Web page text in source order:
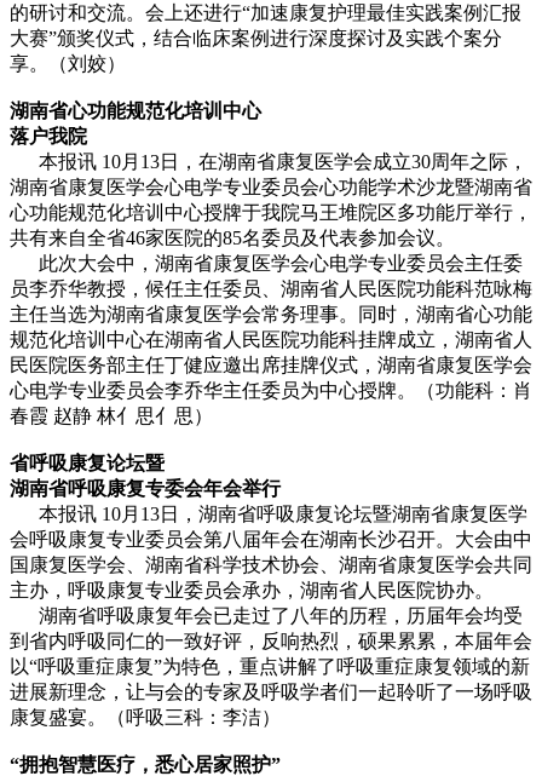
的研讨和交流。会上还进行“加速康复护理最佳实践案例汇报
大赛”颁奖仪式，结合临床案例进行深度探讨及实践个案分
享。（刘姣）
湖南省心功能规范化培训中心
落户我院
本报讯 10月13日，在湖南省康复医学会成立30周年之际，
湖南省康复医学会心电学专业委员会心功能学术沙龙暨湖南省
心功能规范化培训中心授牌于我院马王堆院区多功能厅举行，
共有来自全省46家医院的85名委员及代表参加会议。
此次大会中，湖南省康复医学会心电学专业委员会主任委
员李乔华教授，候任主任委员、湖南省人民医院功能科范咏梅
主任当选为湖南省康复医学会常务理事。同时，湖南省心功能
规范化培训中心在湖南省人民医院功能科挂牌成立，湖南省人
民医院医务部主任丁健应邀出席挂牌仪式，湖南省康复医学会
心电学专业委员会李乔华主任委员为中心授牌。（功能科：肖
春霞 赵静 林亻思亻思）
省呼吸康复论坛暨
湖南省呼吸康复专委会年会举行
本报讯 10月13日，湖南省呼吸康复论坛暨湖南省康复医学
会呼吸康复专业委员会第八届年会在湖南长沙召开。大会由中
国康复医学会、湖南省科学技术协会、湖南省康复医学会共同
主办，呼吸康复专业委员会承办，湖南省人民医院协办。
湖南省呼吸康复年会已走过了八年的历程，历届年会均受
到省内呼吸同仁的一致好评，反响热烈，硕果累累，本届年会
以“呼吸重症康复”为特色，重点讲解了呼吸重症康复领域的新
进展新理念，让与会的专家及呼吸学者们一起聆听了一场呼吸
康复盛宴。（呼吸三科：李洁）
“拥抱智慧医疗，悉心居家照护”